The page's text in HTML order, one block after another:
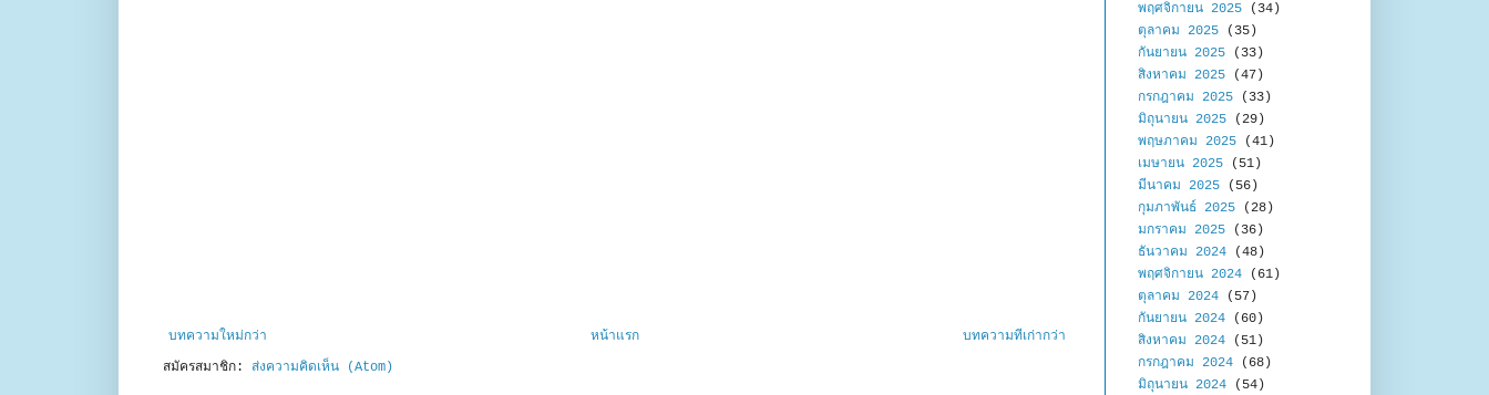
บทความใหม่กว่า บทความที่เก่ากว่า
หน้าแรก
สมัครสมาชิก: ส่งความคิดเห็น (Atom)
พฤศจิกายน 2025 (34)
ตุลาคม 2025 (35)
กันยายน 2025 (33)
สิงหาคม 2025 (47)
กรกฎาคม 2025 (33)
มิถุนายน 2025 (29)
พฤษภาคม 2025 (41)
เมษายน 2025 (51)
มีนาคม 2025 (56)
กุมภาพันธ์ 2025 (28)
มกราคม 2025 (36)
ธันวาคม 2024 (48)
พฤศจิกายน 2024 (61)
ตุลาคม 2024 (57)
กันยายน 2024 (60)
สิงหาคม 2024 (51)
กรกฎาคม 2024 (68)
มิถุนายน 2024 (54)